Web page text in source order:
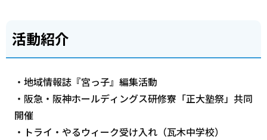
活動紹介
・地域情報誌『宮っ子』編集活動
・阪急・阪神ホールディングス研修寮「正大塾祭」共同
開催
・トライ・やるウィーク受け入れ（瓦木中学校）